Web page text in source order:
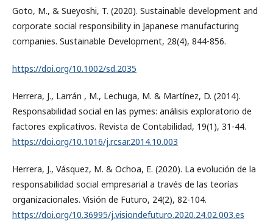
Goto, M., & Sueyoshi, T. (2020). Sustainable development and
corporate social responsibility in Japanese manufacturing
companies. Sustainable Development, 28(4), 844-856.
https://doi.org/10.1002/sd.2035
Herrera, J., Larrán , M., Lechuga, M. & Martínez, D. (2014).
Responsabilidad social en las pymes: análisis exploratorio de
factores explicativos. Revista de Contabilidad, 19(1), 31-44.
https://doi.org/10.1016/j.rcsar.2014.10.003
Herrera, J., Vásquez, M. & Ochoa, E. (2020). La evolución de la
responsabilidad social empresarial a través de las teorías
organizacionales. Visión de Futuro, 24(2), 82-104.
https://doi.org/10.36995/j.visiondefuturo.2020.24.02.003.es